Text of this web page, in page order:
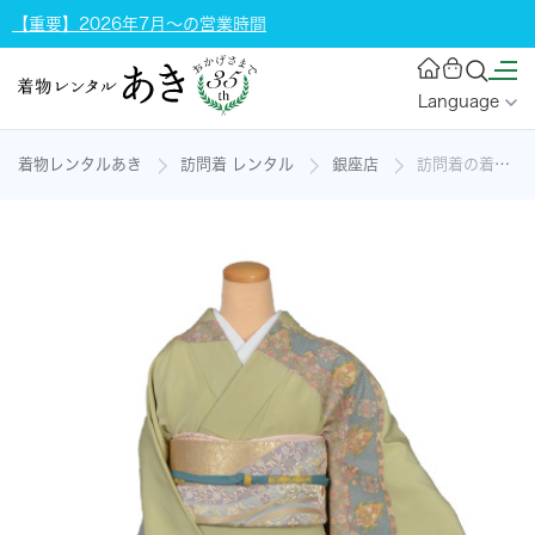
【重要】2026年7月～の営業時間
Language
着物レンタルあき 訪問着 レンタル 銀座店 訪問着の着物レンタル